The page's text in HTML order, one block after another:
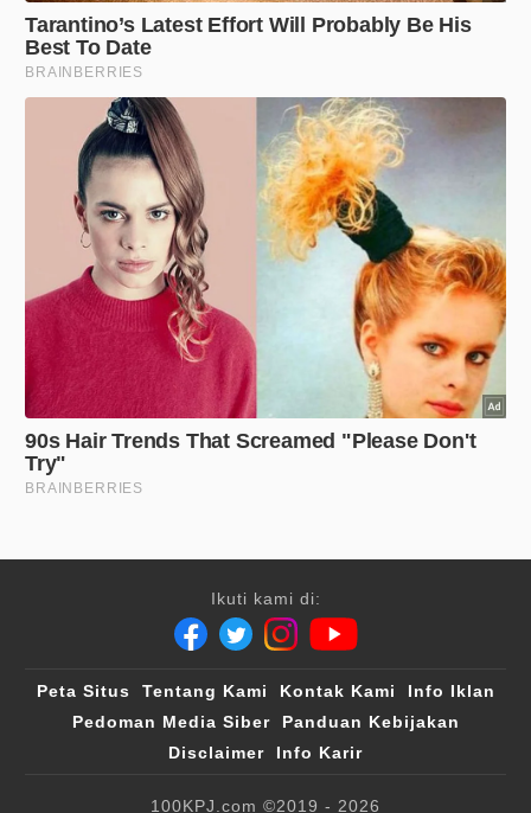
Ikuti kami di:
Peta Situs Tentang Kami Kontak Kami
Info Iklan
Pedoman Media Siber
Panduan Kebijakan
Disclaimer
Info Karir
100KPJ.com ©2019 - 2026